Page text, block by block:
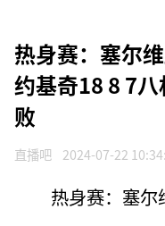
热身赛：塞尔
约基奇18 8 7
败
直播吧 2024-07-22
热身赛：塞